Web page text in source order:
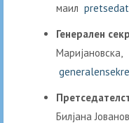
маил
Генерален
Маријановска,
Билјана